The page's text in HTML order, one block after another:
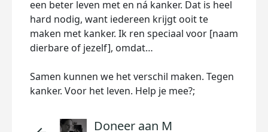
een beter leven met en ná kanker. Dat is heel
hard nodig, want iedereen krijgt ooit te
maken met kanker. Ik ren speciaal voor [naam
dierbare of jezelf], omdat…
Samen kunnen we het verschil maken. Tegen
kanker. Voor het leven. Help je mee?;
Doneer aan M